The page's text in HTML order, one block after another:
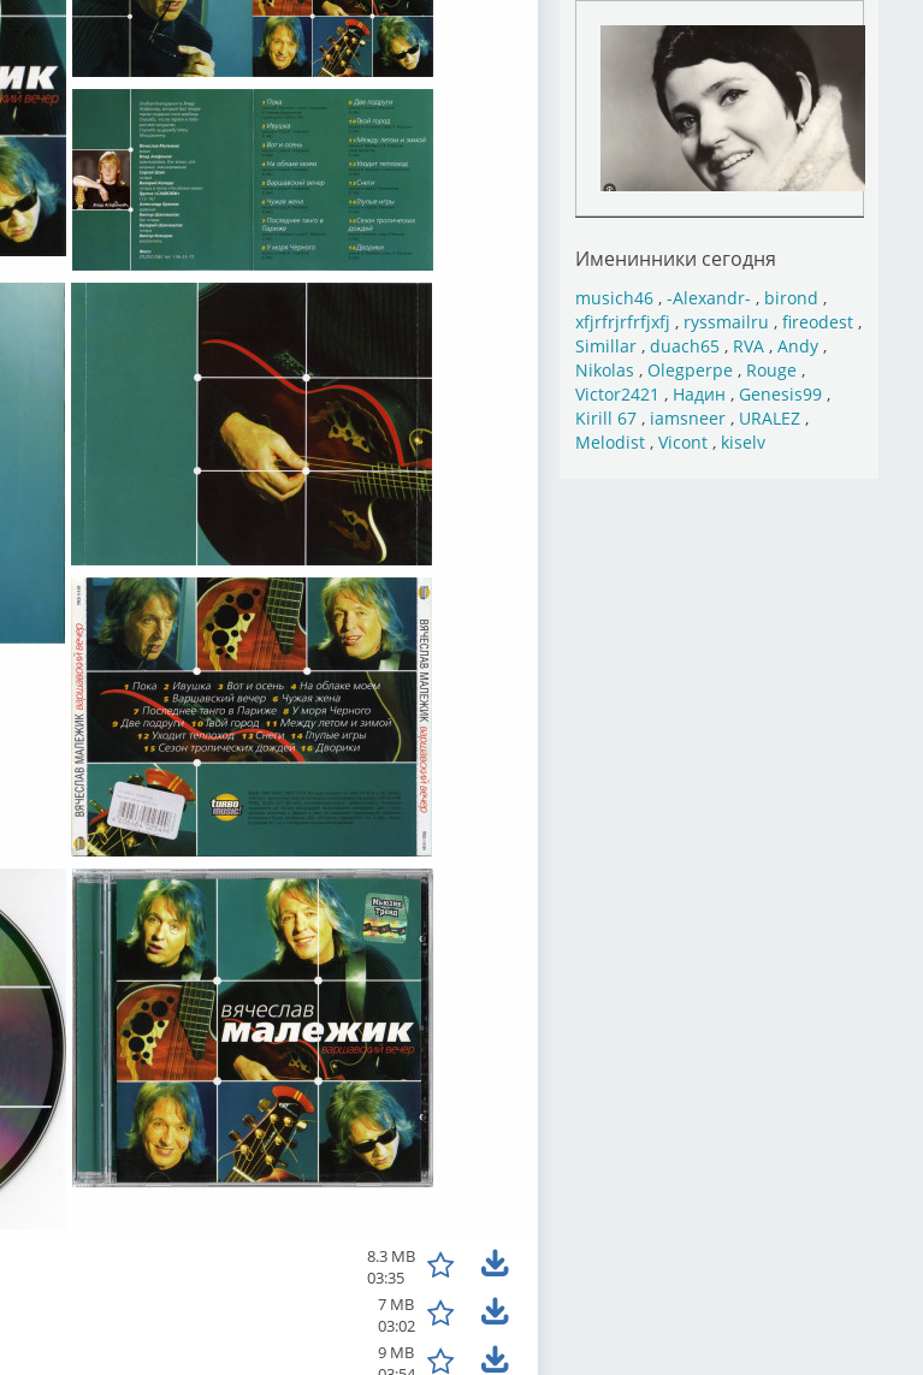
8.3 MB
03:35
7 MB
03:02
9 MB
Именинники сегодня
musich46, -Alexandr- , birond ,
xfjrfrjrfrfjxfj , ryssmailru , fireodest,
Simillar, duach65, RVA, Andy,
Nikolas , Olegperpe, Rouge,
Victor2421 , Надин , Genesis99,
Kirill 67, iamsneer, URALEZ,
Melodist, Vicont, kiselv